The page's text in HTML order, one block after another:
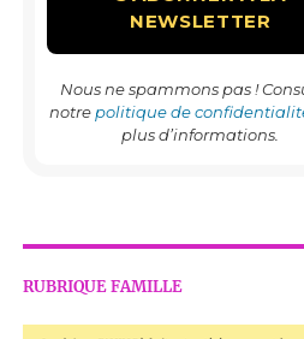
Nous ne spammons pas !
notre politique de
plus d’informations.
RUBRIQUE FAMILLE